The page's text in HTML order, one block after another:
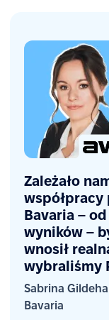
Zależało
współpracy
Bavaria –
wyników –
wnosił
wybraliśmy
Sabrina
Bavaria